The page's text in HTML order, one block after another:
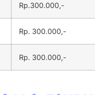
Rp.300.000,-
Rp. 300.000,-
Rp. 300.000,-